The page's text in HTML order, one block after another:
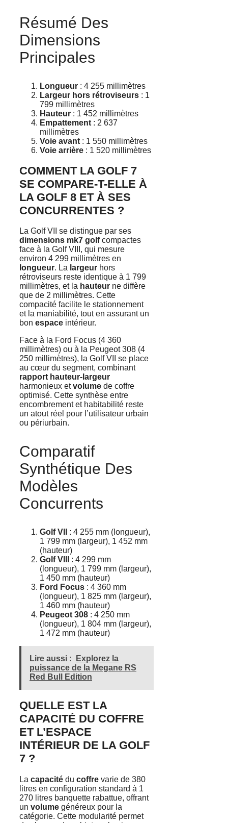
Résumé Des
Dimensions
Principales
Longueur : 4 255 millimètres
Largeur hors rétroviseurs : 1
799 millimètres
Hauteur : 1 452 millimètres
Empattement : 2 637
millimètres
Voie avant : 1 550 millimètres
Voie arrière : 1 520 millimètres
COMMENT LA GOLF 7
SE COMPARE-T-ELLE À
LA GOLF 8 ET À SES
CONCURRENTES ?
La Golf VII se distingue par ses
dimensions mk7 golfcompactes
face à la Golf VIII, qui mesure
environ 4 299 millimètres en
longueur. La largeur hors
rétroviseurs reste identique à 1 799
millimètres, et la hauteur ne diffère
que de 2 millimètres. Cette
compacité facilite le stationnement
et la maniabilité, tout en assurant un
bon espace intérieur.
Face à la Ford Focus (4 360
millimètres) ou à la Peugeot 308 (4
250 millimètres), la Golf VII se place
au cœur du segment, combinant
rapport hauteur-largeur
harmonieux etvolume de coffre
optimisé. Cette synthèse entre
encombrement et habitabilité reste
un atout réel pour l’utilisateur urbain
ou périurbain.
Comparatif
Synthétique Des
Modèles
Concurrents
Golf VII
: 4 255 mm (longueur),
1 799 mm (largeur), 1 452 mm
(hauteur)
Golf VIII
: 4 299 mm
(longueur), 1 799 mm (largeur),
1 450 mm (hauteur)
Ford Focus : 4 360 mm
(longueur), 1 825 mm (largeur),
1 460 mm (hauteur)
Peugeot 308 : 4 250 mm
(longueur), 1 804 mm (largeur),
1 472 mm (hauteur)
Lire aussi :
Explorez la
puissance de la Megane RS
Red Bull Edition
QUELLE EST LA
CAPACITÉ DU COFFRE
ET L’ESPACE
INTÉRIEUR DE LA GOLF
7 ?
La capacité du coffre varie de 380
litres en configuration standard à 1
270 litres banquette rabattue, offrant
un volume généreux pour la
catégorie. Cette modularité permet